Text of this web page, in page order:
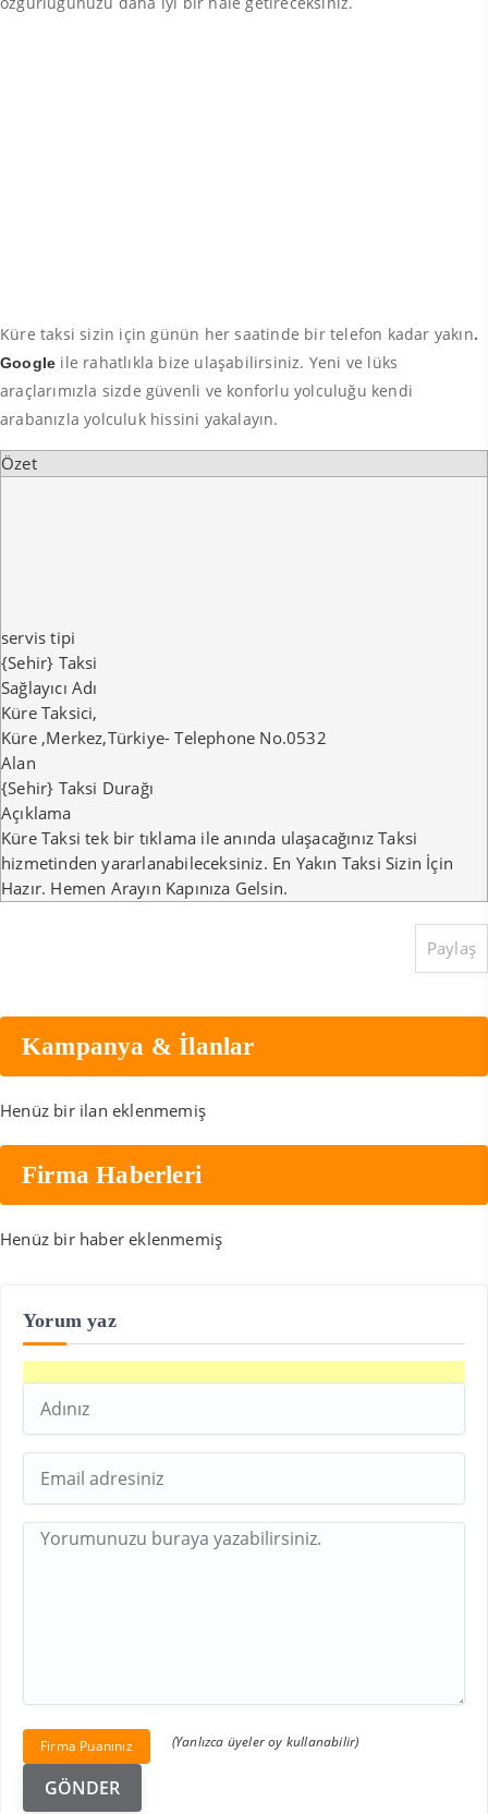
Küre taksi sizin için günün her saatinde bir telefon kadar yakın.
Google ile rahatlıkla bize ulaşabilirsiniz. Yeni ve lüks
araçlarımızla sizde güvenli ve konforlu yolculuğu kendi
arabanızla yolculuk hissini yakalayın.
Özet
servis tipi
{Sehir} Taksi
Sağlayıcı Adı
Küre Taksici,
Küre ,Merkez,Türkiye- Telephone No.0532
Alan
{Sehir} Taksi Durağı
Açıklama
Küre Taksi tek bir tıklama ile anında ulaşacağınız Taksi
hizmetinden yararlanabileceksiniz. En Yakın Taksi Sizin İçin
Hazır. Hemen Arayın Kapınıza Gelsin.
Paylaş
Kampanya & İlanlar
Henüz bir ilan eklenmemiş
Firma Haberleri
Henüz bir haber eklenmemiş
Yorum yaz
Firma Puanınız (Yanlızca üyeler oy kullanabilir)